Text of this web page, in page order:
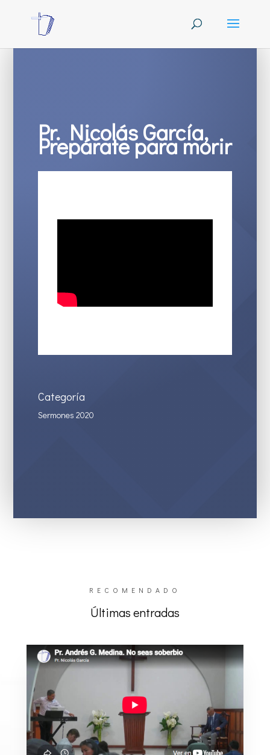
Pr. Nicolás García,
Prepárate para morir
Categoría
Sermones 2020
RECOMENDADO
Últimas entradas